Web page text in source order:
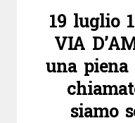
19 luglio
VIA
una piena
siamo